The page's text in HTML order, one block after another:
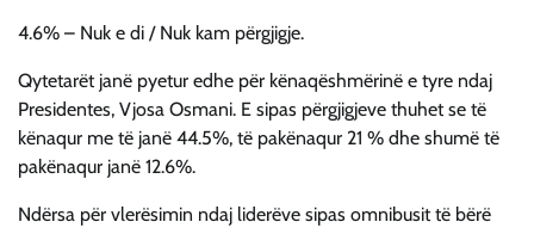
4.6% – Nuk e di / Nuk kam përgjigje.
Qytetarët janë pyetur edhe për kënaqëshmërinë e tyre ndaj
Presidentes, Vjosa Osmani. E sipas përgjigjeve thuhet se të
kënaqur me të janë 44.5%, të pakënaqur 21 % dhe shumë të
pakënaqur janë 12.6%.
Ndërsa për vlerësimin ndaj liderëve sipas omnibusit të bërë